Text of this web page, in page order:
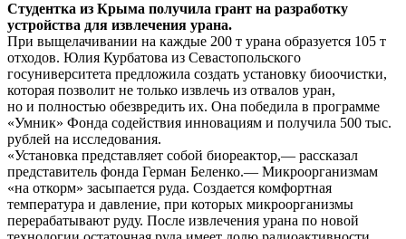
Студентка из Крыма получила грант на разработку
устройства для извлечения урана.
При выщелачивании на каждые 200 т урана образуется 105 т
отходов. Юлия Курбатова из Севастопольского
госуниверситета предложила создать установку биоочистки,
которая позволит не только извлечь из отвалов уран,
но и полностью обезвредить их. Она победила в программе
«Умник» Фонда содействия инновациям и получила 500 тыс.
рублей на исследования.
«Установка представляет собой биореактор,— рассказал
представитель фонда Герман Беленко.— Микроорганизмам
«на откорм» засыпается руда. Создается комфортная
температура и давление, при которых микроорганизмы
перерабатывают руду. После извлечения урана по новой